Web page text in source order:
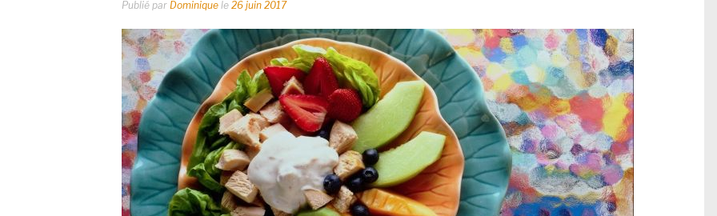
Publié par Dominique le 26 juin 2017